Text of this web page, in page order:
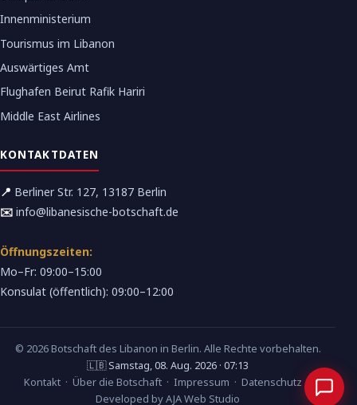
Innenministerium
Tourismus im Libanon
Auswärtiges Amt
Flughafen Beirut Rafik Hariri
Middle East Airlines
KONTAKTDATEN
📍 Berliner Str. 127, 13187 Berlin
✉️ info@libanesische-botschaft.de
Öffnungszeiten:
Mo–Fr: 09:00–15:00
Konsulat (öffentlich): 09:00–12:00
© 2026 Botschaft des Libanon in Berlin. Alle Rechte vorbehalten.
🇱🇧 Samstag, 08. Aug. 2026 · 07:13
Kontakt · Über die Botschaft · Impressum · Datenschutz ·
Developed by AJA Web Studio